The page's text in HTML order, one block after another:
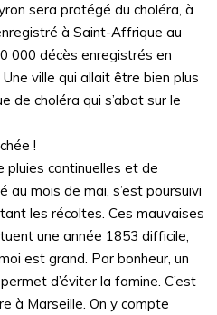
sera protégé du choléra, à
à Saint-Affrique au
000 décès enregistrés en
ville qui allait être bien plus
de choléra qui s’abat sur le
!
pluies continuelles et de
mois de mai, s’est poursuivi
les récoltes. Ces mauvaises
une année 1853 difficile,
est grand. Par bonheur, un
d’éviter la famine. C’est
à Marseille. On y compte